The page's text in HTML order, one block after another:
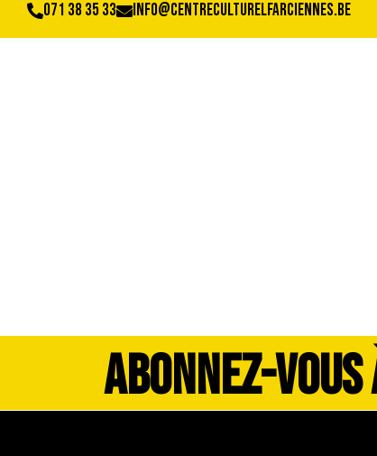
071 38 35 33 info@centreculturelfarciennes.be
ABONNEZ-